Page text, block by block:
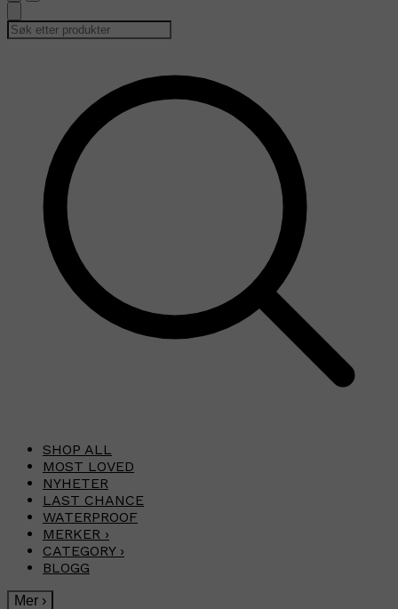
SHOP ALL
MOST LOVED
NYHETER
LAST CHANCE
WATERPROOF
MERKER ›
CATEGORY ›
BLOGG
Mer ›